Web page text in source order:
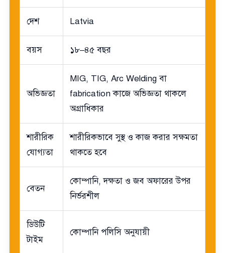
দেশ Latvia
বয়স ১৮–৪৫ বছর
অভিজ্ঞতা
MIG, TIG, Arc Welding বা
fabrication কাজে অভিজ্ঞতা থাকলে
অগ্রাধিকার
শারীরিক
যোগ্যতা
শারীরিকভাবে সুস্থ ও কাজ করার সক্ষমতা
থাকতে হবে
বেতন
কোম্পানি, দক্ষতা ও জব অফারের উপর
নির্ভরশীল
ডিউটি
টাইম
কোম্পানি পলিসি অনুযায়ী